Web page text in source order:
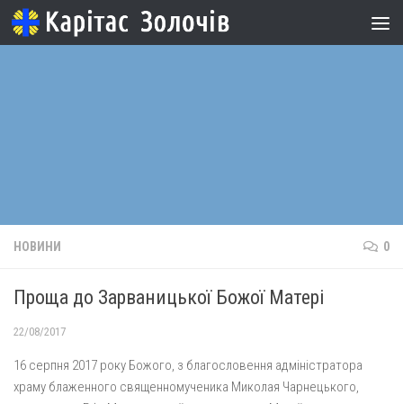
Skip to content
НОВИНИ 0
Проща до Зарваницької Божої Матері
22/08/2017
16 серпня 2017 року Божого, з благословення адміністратора
храму блаженного священномученика Миколая Чарнецького,